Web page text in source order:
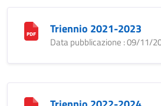
Triennio 2021-2023
Data pubblicazione : 09/11/